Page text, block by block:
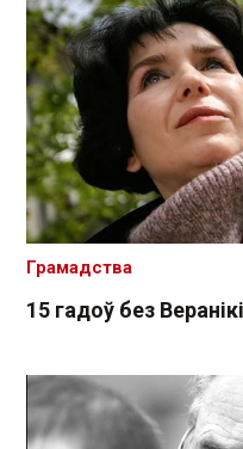
15 гадоў без
Грамадства